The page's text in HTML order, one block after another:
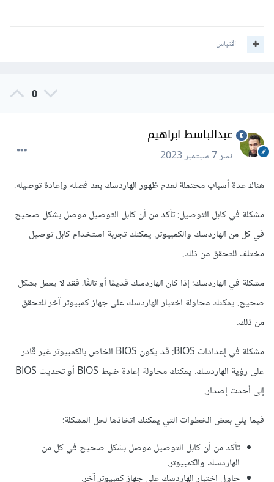
اقتباس
0
عبدالباسط ابراهيم
نشر7 سبتمبر 2023
هناك عدة أسباب محتملة لعدم ظهور الهاردسك بعد فصله وإعادة توصيله.
مشكلة في كابل التوصيل: تأكد من أن كابل التوصيل موصل بشكل صحيح
في كل من الهاردسك والكمبيوتر. يمكنك تجربة استخدام كابل توصيل
مختلف للتحقق من ذلك.
مشكلة في الهاردسك: إذا كان الهاردسك قديمًا أو تالفًا، فقد لا يعمل بشكل
صحيح. يمكنك محاولة اختبار الهاردسك على جهاز كمبيوتر آخر للتحقق
من ذلك.
مشكلة في إعدادات BIOS: قد يكون BIOS الخاص بالكمبيوتر غير قادر
على رؤية الهاردسك. يمكنك محاولة إعادة ضبط BIOS أو تحديث BIOS
إلى أحدث إصدار.
فيما يلي بعض الخطوات التي يمكنك اتخاذها لحل المشكلة:
تأكد من أن كابل التوصيل موصل بشكل صحيح في كل من
الهاردسك والكمبيوتر.